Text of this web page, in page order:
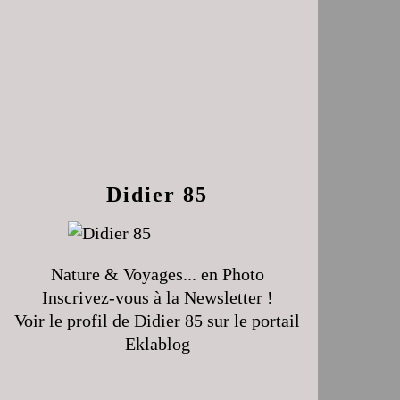
Didier 85
Nature & Voyages... en Photo
Inscrivez-vous à la Newsletter !
Voir le profil de Didier 85 sur le portail
Eklablog